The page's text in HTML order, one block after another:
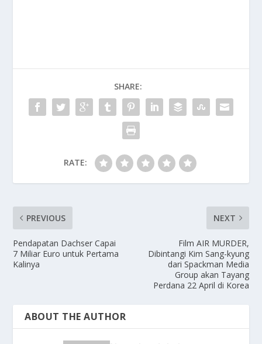
SHARE:
RATE:
PREVIOUS
Pendapatan Dachser Capai
7 Miliar Euro untuk Pertama
Kalinya
NEXT
Film AIR MURDER,
Dibintangi Kim Sang-kyung
dari Spackman Media
Group akan Tayang
Perdana 22 April di Korea
ABOUT THE AUTHOR